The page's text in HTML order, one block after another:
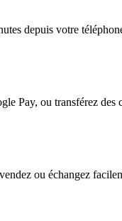
depuis votre
Pay, ou transférez
ou échangez